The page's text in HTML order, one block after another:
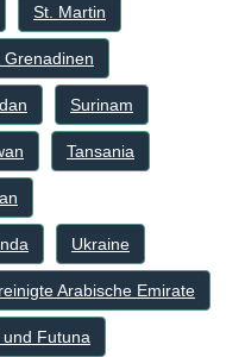
St. Martin
Surinam
Tansania
Ukraine
Arabische Emirate
und Futuna